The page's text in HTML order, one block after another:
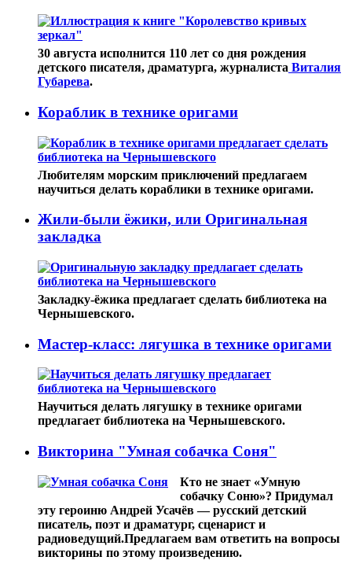
30 августа исполнится 110 лет со дня рождения
детского писателя, драматурга, журналиста Виталия
Губарева.
Кораблик в технике оригами
Любителям морским приключений предлагаем
научиться делать кораблики в технике оригами.
Жили-были ёжики, или Оригинальная
закладка
Закладку-ёжика предлагает сделать библиотека на
Чернышевского.
Мастер-класс: лягушка в технике оригами
Научиться делать лягушку в технике оригами
предлагает библиотека на Чернышевского.
Викторина "Умная собачка Соня"
Кто не знает «Умную
собачку Соню»? Придумал
эту героиню Андрей Усачёв — русский детский
писатель, поэт и драматург, сценарист и
радиоведущий.Предлагаем вам ответить на вопросы
викторины по этому произведению.